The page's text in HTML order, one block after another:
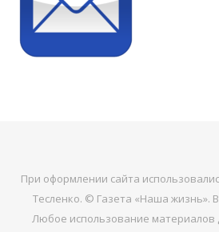
При оформлении сайта
Тесленко. © Газета «Наша жизнь».
Любое использование материалов